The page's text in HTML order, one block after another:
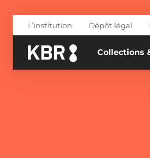
L’institution Dépôt légal
Collections